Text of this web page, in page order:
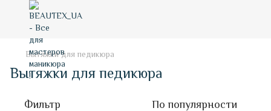
Вытяжки для педикюра
Вытяжки для педикюра
Фильтр По популярности